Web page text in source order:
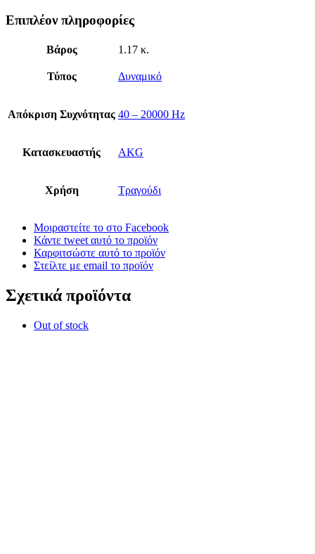
Επιπλέον πληροφορίες
Βάρος 1.17 κ.
Τύπος Δυναμικό
Απόκριση Συχνότητας 40 – 20000 Hz
Κατασκευαστής AKG
Χρήση Τραγούδι
Μοιραστείτε το στο Facebook
Κάντε tweet αυτό το προϊόν
Καρφιτσώστε αυτό το προϊόν
Στείλτε με email το προϊόν
Σχετικά προϊόντα
Out of stock